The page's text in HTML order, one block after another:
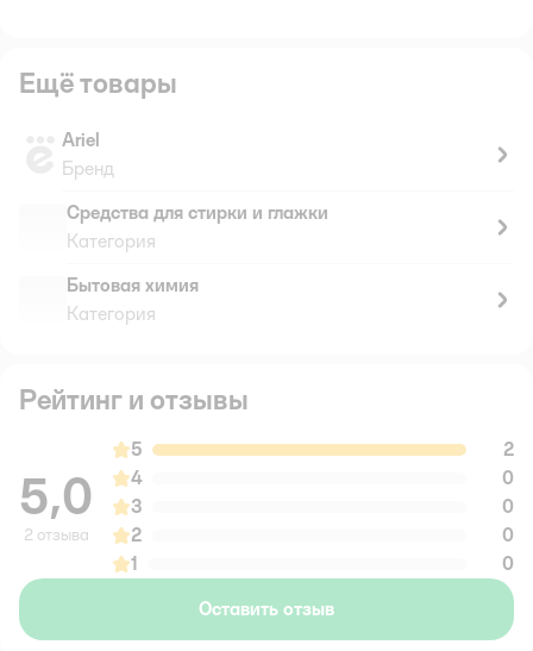
Ещё товары
Ariel
Бренд
Средства для стирки и глажки
Категория
Бытовая химия
Категория
Рейтинг и отзывы
5,0
2 отзыва
5
2
4
0
3
0
2
0
1
0
Оставить отзыв